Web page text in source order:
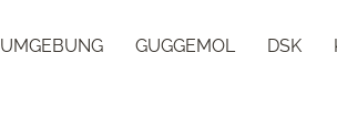
UMGEBUNG GUGGEMOL DSK